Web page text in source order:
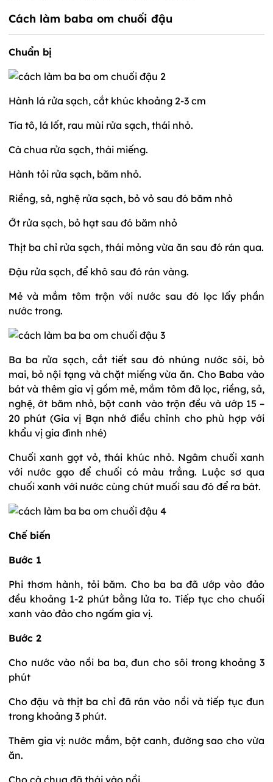
Cách làm baba om chuối đậu
Chuẩn bị
Hành lá rửa sạch, cắt khúc khoảng 2-3 cm
Tía tô, lá lốt, rau mùi rửa sạch, thái nhỏ.
Cà chua rửa sạch, thái miếng.
Hành tỏi rửa sạch, băm nhỏ.
Riềng, sả, nghệ rửa sạch, bỏ vỏ sau đó băm nhỏ
Ớt rửa sạch, bỏ hạt sau đó băm nhỏ
Thịt ba chỉ rửa sạch, thái mỏng vừa ăn sau đó rán qua.
Đậu rửa sạch, để khô sau đó rán vàng.
Mẻ và mắm tôm trộn với nước sau đó lọc lấy phần
nước trong.
Ba ba rửa sạch, cắt tiết sau đó nhúng nước sôi, bỏ
mai, bỏ nội tạng và chặt miếng vừa ăn. Cho Baba vào
bát và thêm gia vị gồm mẻ, mắm tôm đã lọc, riềng, sả,
nghệ, ớt băm nhỏ, bột canh vào trộn đều và ướp 15 –
20 phút (Gia vị Bạn nhớ điều chỉnh cho phù hợp với
khẩu vị gia đình nhé)
Chuối xanh gọt vỏ, thái khúc nhỏ. Ngâm chuối xanh
với nước gạo để chuối có màu trắng. Luộc sơ qua
chuối xanh với nước cùng chút muối sau đó để ra bát.
Chế biến
Bước 1
Phi thơm hành, tỏi băm. Cho ba ba đã ướp vào đảo
đều khoảng 1-2 phút bằng lửa to. Tiếp tục cho chuối
xanh vào đảo cho ngấm gia vị.
Bước 2
Cho nước vào nồi ba ba, đun cho sôi trong khoảng 3
phút
Cho đậu và thịt ba chỉ đã rán vào nồi và tiếp tục đun
trong khoảng 3 phút.
Thêm gia vị: nước mắm, bột canh, đường sao cho vừa
ăn.
Cho cà chua đã thái vào nồi.